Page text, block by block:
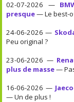
02-07-2026 —
presque— Le best-
24-06-2026 —
Peu original ?
23-06-2026 —
plus de masse—
16-06-2026 —
— Un de plus !